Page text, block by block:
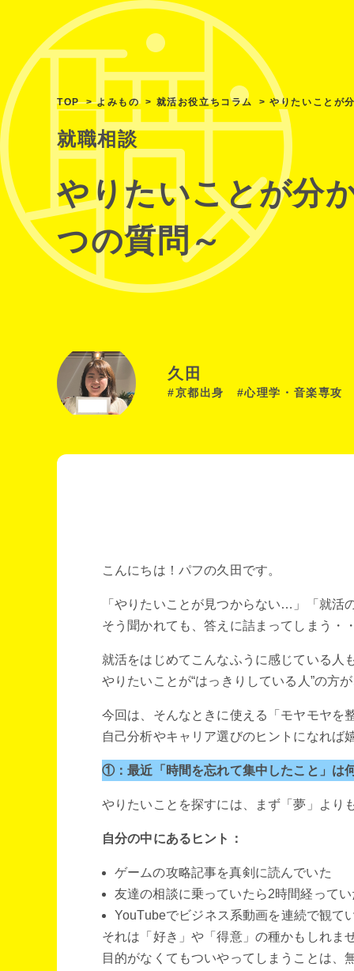
TOP よみもの 就活お役立ちコラム やりたいことが
就職相談
やりたいことが分
つの質問～
久田
#京都出身 #心理学・音楽専攻
こんにちは！パフの久田です。
「やりたいことが見つからない…」「就活
そう聞かれても、答えに詰まってしまう・
就活をはじめてこんなふうに感じている人
やりたいことが“はっきりしている人”の方
今回は、そんなときに使える「モヤモヤを
自己分析やキャリア選びのヒントになれば
①：最近「時間を忘れて集中したこと」は
やりたいことを探すには、まず「夢」より
自分の中にあるヒント：
ゲームの攻略記事を真剣に読んでいた
友達の相談に乗っていたら2時間経ってい
YouTubeでビジネス系動画を連続で観て
それは「好き」や「得意」の種かもしれま
目的がなくてもついやってしまうことは、